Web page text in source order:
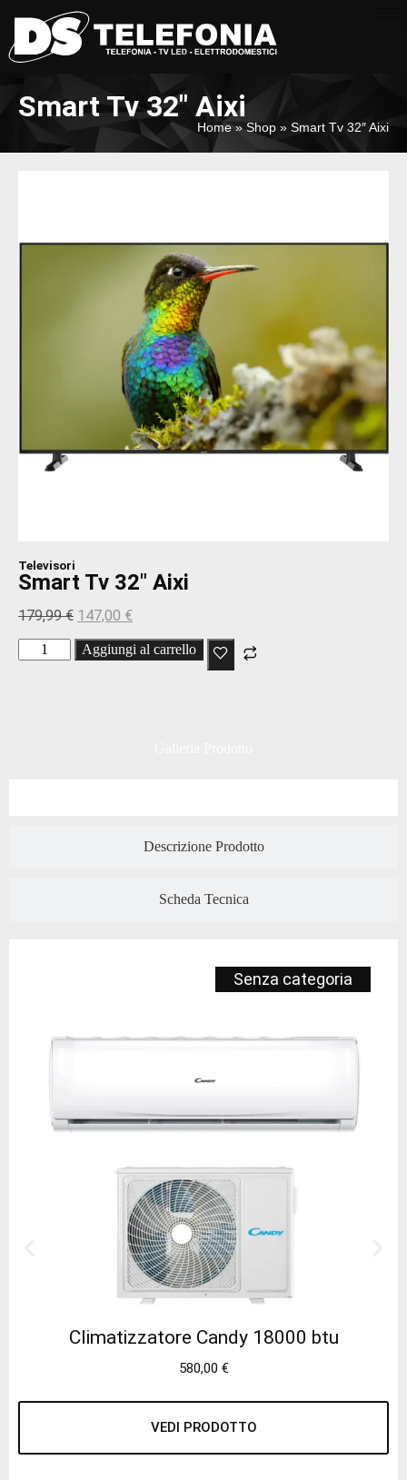
Smart Tv 32″ Aixi
Home» Shop » Smart Tv 32″ Aixi
Televisori
Smart Tv 32″ Aixi
179,99€ 147,00 €
Aggiungi al carrello
Descrizione Prodotto
Scheda Tecnica
Senza categoria
Climatizzatore Candy 18000 btu
580,00 €
VEDI PRODOTTO